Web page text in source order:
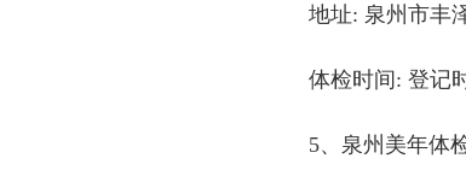
地址: 泉州市丰泽
体检时间: 登记时
5、泉州美年体检